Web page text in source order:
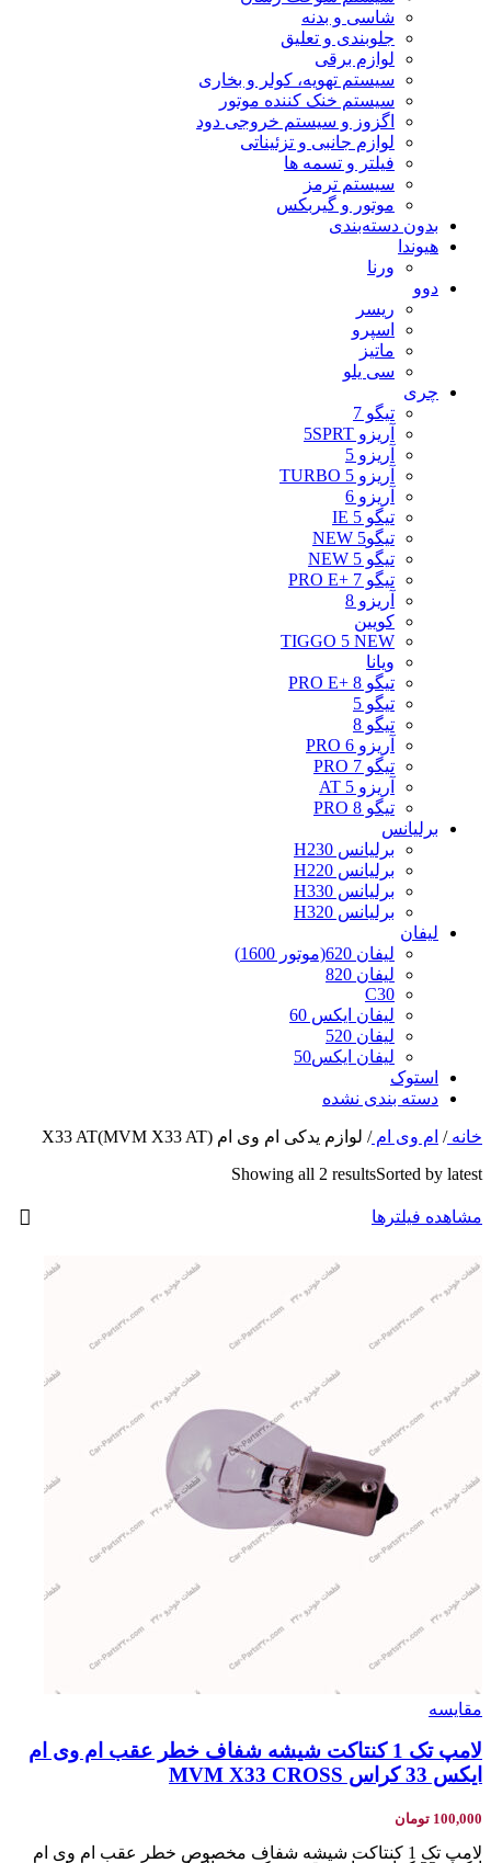
شاسی و بدنه
جلوبندی و تعلیق
لوازم برقی
سیستم تهویه، کولر و بخاری
سیستم خنک کننده موتور
اگزوز و سیستم خروجی دود
لوازم جانبی و تزئیناتی
فیلتر و تسمه ها
سیستم ترمز
موتور و گیربکس
بدون دسته‌بندی
هیوندا
ورنا
دوو
ریسر
اسپرو
ماتیز
سی یلو
چری
تیگو 7
آریزو 5SPRT
آریزو 5
آریزو 5 TURBO
آریزو 6
تیگو 5 IE
تیگو5 NEW
تیگو 5 NEW
تیگو 7 +PRO E
آریزو 8
کویین
TIGGO 5 NEW
ویانا
تیگو 8 +PRO E
تیگو 5
تیگو 8
آریزو 6 PRO
تیگو 7 PRO
آریزو 5 AT
تیگو 8 PRO
برلیانس
برلیانس H230
برلیانس H220
برلیانس H330
برلیانس H320
لیفان
لیفان 620(موتور 1600)
لیفان 820
C30
لیفان ایکس 60
لیفان 520
لیفان ایکس50
استوک
دسته بندی نشده
خانه/ ام وی ام/ لوازم یدکی ام وی ام X33 AT(MVM X33 AT)
Showing all 2 resultsSorted by latest
مشاهده فیلترها
مقایسه
لامپ تک 1 کنتاکت شیشه شفاف خطر عقب ام وی ام
ایکس 33 کراس MVM X33 CROSS
100,000 تومان
لامپ تک 1 کنتاکت شیشه شفاف مخصوص خطر عقب ام وی ام